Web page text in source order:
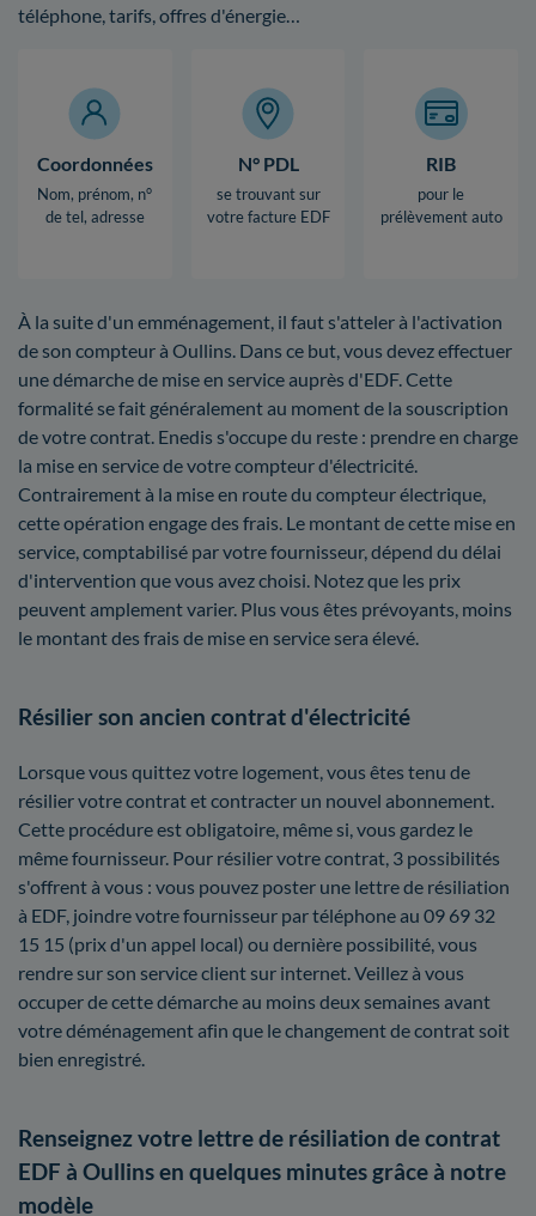
téléphone, tarifs, offres d'énergie…
Coordonnées
Nom, prénom, n°
de tel, adresse
N° PDL
se trouvant sur
votre facture EDF
RIB
pour le
prélèvement auto
À la suite d'un emménagement, il faut s'atteler à l'activation
de son compteur à Oullins. Dans ce but, vous devez effectuer
une démarche de mise en service auprès d'EDF. Cette
formalité se fait généralement au moment de la souscription
de votre contrat. Enedis s'occupe du reste : prendre en charge
la mise en service de votre compteur d'électricité.
Contrairement à la mise en route du compteur électrique,
cette opération engage des frais. Le montant de cette mise en
service, comptabilisé par votre fournisseur, dépend du délai
d'intervention que vous avez choisi. Notez que les prix
peuvent amplement varier. Plus vous êtes prévoyants, moins
le montant des frais de mise en service sera élevé.
Résilier son ancien contrat d'électricité
Lorsque vous quittez votre logement, vous êtes tenu de
résilier votre contrat et contracter un nouvel abonnement.
Cette procédure est obligatoire, même si, vous gardez le
même fournisseur. Pour résilier votre contrat, 3 possibilités
s'offrent à vous : vous pouvez poster une lettre de résiliation
à EDF, joindre votre fournisseur par téléphone au 09 69 32
15 15 (prix d'un appel local) ou dernière possibilité, vous
rendre sur son service client sur internet. Veillez à vous
occuper de cette démarche au moins deux semaines avant
votre déménagement afin que le changement de contrat soit
bien enregistré.
Renseignez votre lettre de résiliation de contrat
EDF à Oullins en quelques minutes grâce à notre
modèle